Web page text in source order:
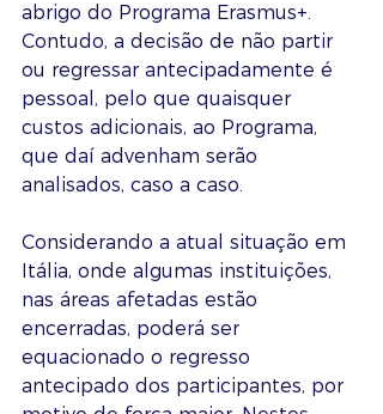
abrigo do Programa Erasmus+.
Contudo, a decisão de não partir
ou regressar antecipadamente é
pessoal, pelo que quaisquer
custos adicionais, ao Programa,
que daí advenham serão
analisados, caso a caso.
Considerando a atual situação em
Itália, onde algumas instituições,
nas áreas afetadas estão
encerradas, poderá ser
equacionado o regresso
antecipado dos participantes, por